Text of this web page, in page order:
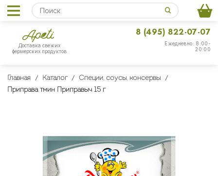
Доставка свежих
фермерских продуктов
Ежедневно: 8:00-
20:00
8 (495) 822-07-07
Главная Каталог
Специи, соусы, консервы
Приправа тмин Приправыч 15 г